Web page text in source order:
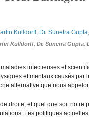
Kulldorff, Dr. Sunetra Gupta,
infectieuses et
et mentaux causés par
alternative que nous
droite, et quel que soit notre
Les politiques